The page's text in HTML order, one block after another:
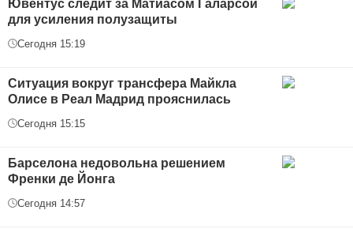
Ювентус следит за Матиасом Галарсой
для усиления полузащиты
Сегодня 15:19
Ситуация вокруг трансфера Майкла
Олисе в Реал Мадрид прояснилась
Сегодня 15:15
Барселона недовольна решением
Френки де Йонга
Сегодня 14:57